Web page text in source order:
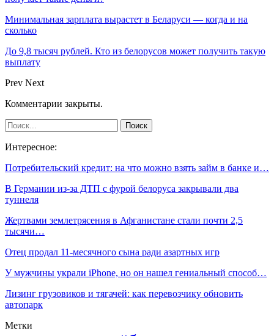
Минимальная зарплата вырастет в Беларуси — когда и на
сколько
До 9,8 тысяч рублей. Кто из белорусов может получить такую
выплату
Prev Next
Комментарии закрыты.
Интересное:
Потребительский кредит: на что можно взять займ в банке и…
В Германии из-за ДТП с фурой белоруса закрывали два
туннеля
Жертвами землетрясения в Афганистане стали почти 2,5
тысячи…
Отец продал 11-месячного сына ради азартных игр
У мужчины украли iPhone, но он нашел гениальный способ…
Лизинг грузовиков и тягачей: как перевозчику обновить
автопарк
Метки